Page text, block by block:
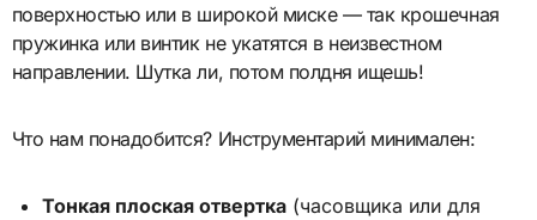
поверхностью или в широкой миске — так крошечная
пружинка или винтик не укатятся в неизвестном
направлении. Шутка ли, потом полдня ищешь!
Что нам понадобится? Инструментарий минимален:
Тонкая плоская отвертка (часовщика или для